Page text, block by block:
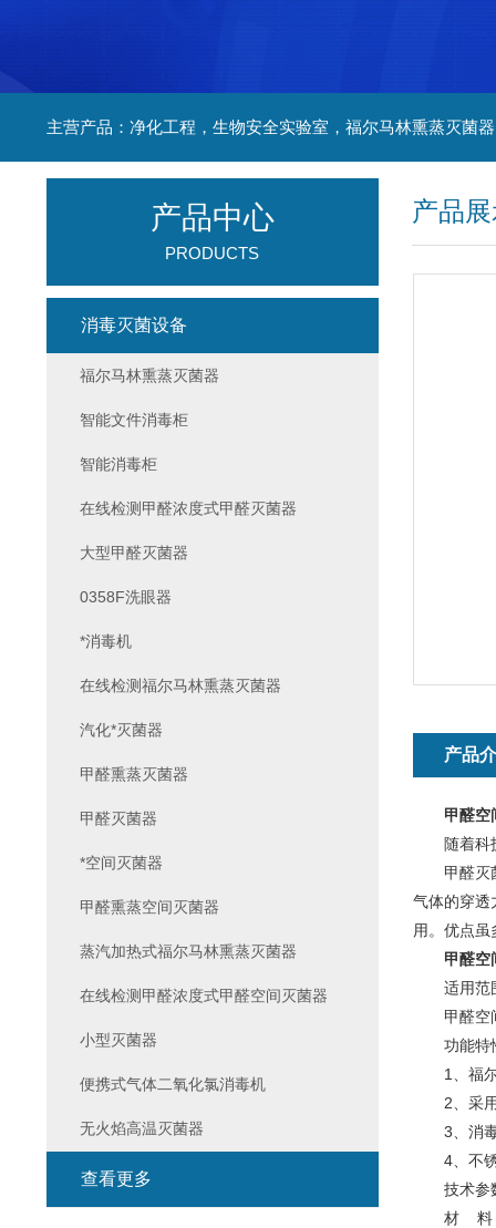
产品
产品
甲醛空
随着科技
甲醛灭菌
气体的穿透
用。优点
甲醛空
适用范
甲醛空间
功能特
1、福尔
2、采用
3、消毒
4、不锈
技术参
材 料：
产品中心
PRODUCTS
消毒灭菌设备
福尔马林熏蒸灭菌器
智能文件消毒柜
智能消毒柜
在线检测甲醛浓度式甲醛灭菌器
大型甲醛灭菌器
0358F洗眼器
*消毒机
在线检测福尔马林熏蒸灭菌器
汽化*灭菌器
甲醛熏蒸灭菌器
甲醛灭菌器
*空间灭菌器
甲醛熏蒸空间灭菌器
蒸汽加热式福尔马林熏蒸灭菌器
在线检测甲醛浓度式甲醛空间灭菌器
小型灭菌器
便携式气体二氧化氯消毒机
无火焰高温灭菌器
查看更多